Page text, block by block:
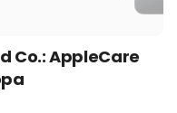
Co.: AppleCare